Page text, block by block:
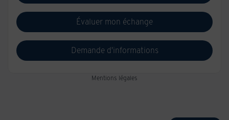
Évaluer mon échange
Demande d'informations
Mentions légales